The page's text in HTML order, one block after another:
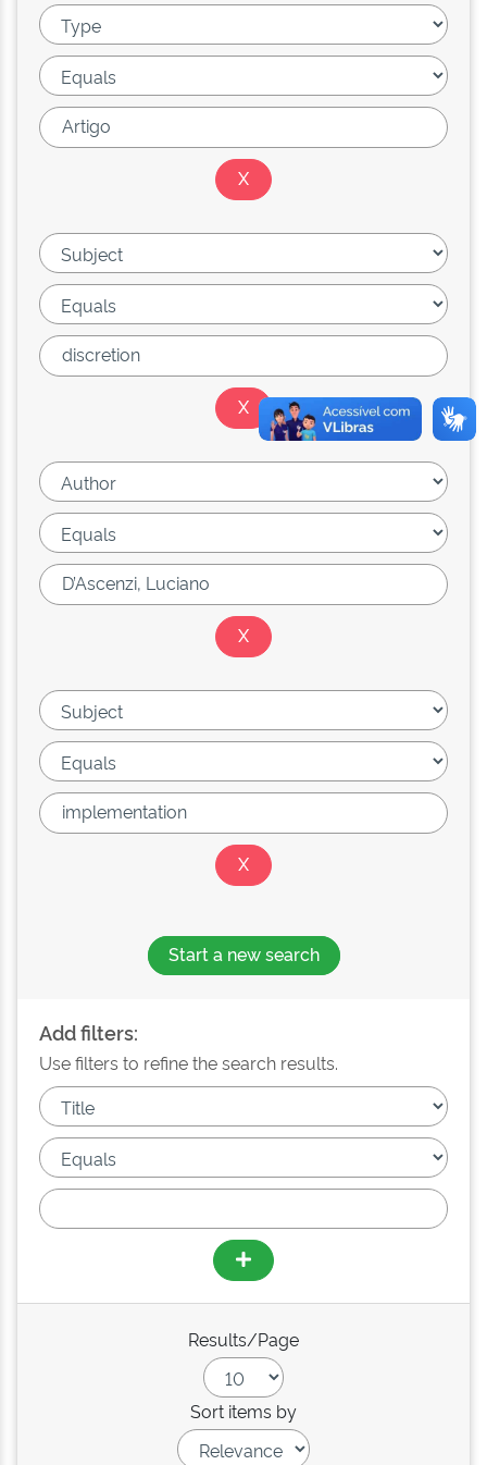
Start a new search
Add filters:
Use filters to refine the search results.
Results/Page
Sort items by